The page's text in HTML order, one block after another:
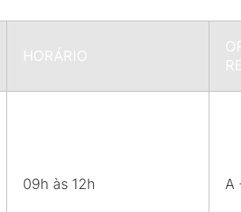
HORÁRIO
09h às 12h A